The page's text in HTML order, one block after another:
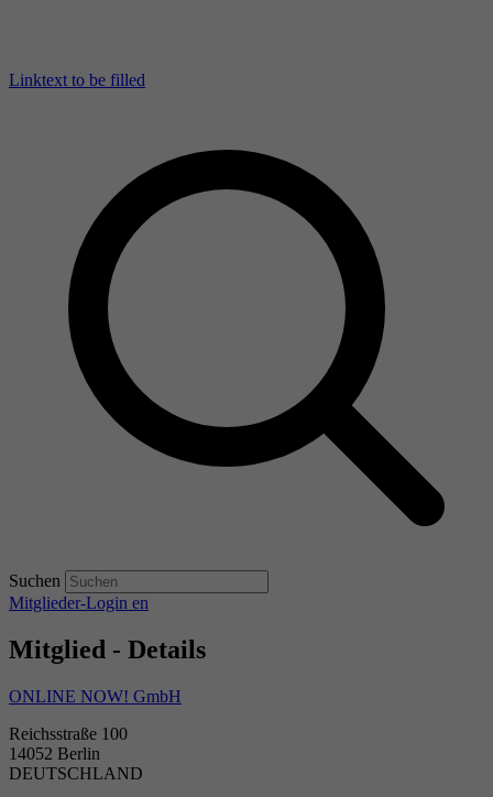
Linktext to be filled
Suchen
Mitglieder-Login en
Mitglied - Details
ONLINE NOW! GmbH
Reichsstraße 100
14052 Berlin
DEUTSCHLAND